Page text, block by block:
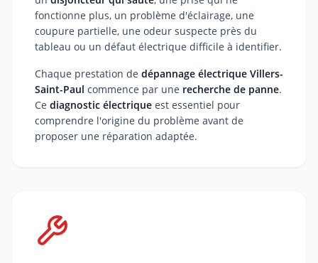
fonctionne plus, un problème d'éclairage, une
coupure partielle, une odeur suspecte près du
tableau ou un défaut électrique difficile à identifier.
Chaque prestation de dépannage électrique Villers-
Saint-Paul commence par une recherche de panne.
Ce diagnostic électrique est essentiel pour
comprendre l'origine du problème avant de
proposer une réparation adaptée.